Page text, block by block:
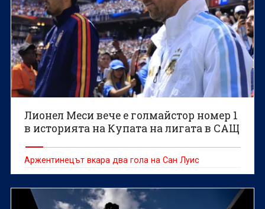
Лионел Меси вече е голмайстор номер 1
в историята на Купата на лигата в САЩ
Аржентинецът вкара два гола на Сан Луис